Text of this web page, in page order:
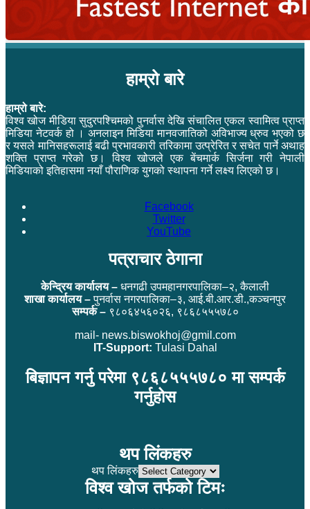
हाम्रो बारे
हाम्रो बारे:
विश्व खोज मीडिया सुदुरपश्चिमको पुनर्वास देखि संचालित एकल स्वामित्व प्राप्त
मिडिया नेटवर्क हो । अनलाइन मिडिया मानवजातिको अविभाज्य ध्रुव भएको छ
र यसले मानिसहरूलाई बढी प्रभावकारी तरिकामा उत्प्रेरित र सचेत पार्ने अथाह
शक्ति प्राप्त गरेको छ। विश्व खोजले एक बेंचमार्क सिर्जना गरी नेपाली
मिडियाको इतिहासमा नयाँ पौराणिक युगको स्थापना गर्ने लक्ष्य लिएको छ।
Facebook
Twitter
YouTube
पत्राचार ठेगाना
केन्द्रिय कार्यालय – धनगढी उपमहानगरपालिका–२, कैलाली
शाखा कार्यालय –पुनर्वास नगरपालिका–३, आई.बी.आर.डी.,कञ्चनपुर
सम्पर्क –९८०६४५६०२६, ९८६८५५५७८०
mail- news.biswokhoj@gmil.com
IT-Support: Tulasi Dahal
बिज्ञापन गर्नु परेमा ९८६८५५५७८० मा सम्पर्क
गर्नुहोस
थप लिंकहरु
थप लिंकहरु
विश्व खोज तर्फको टिमः